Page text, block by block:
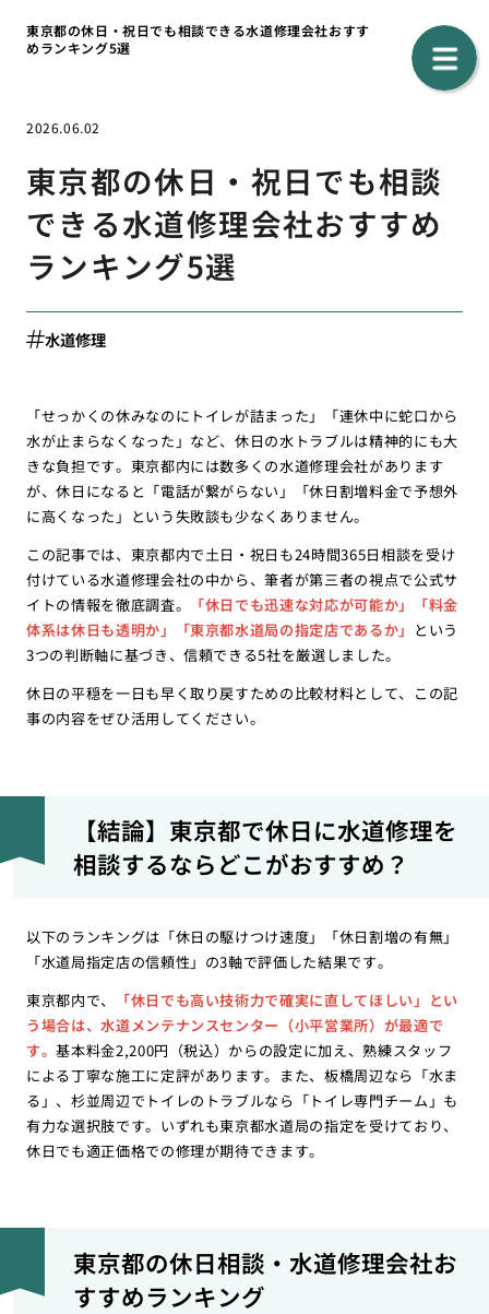
東京都の休日・祝日でも相談できる水道修理会社おすす
めランキング5選
2026.06.02
東京都の休日・祝日でも相談
できる水道修理会社おすすめ
ランキング5選
水道修理
「せっかくの休みなのにトイレが詰まった」「連休中に蛇口から
水が止まらなくなった」など、休日の水トラブルは精神的にも大
きな負担です。東京都内には数多くの水道修理会社があります
が、休日になると「電話が繋がらない」「休日割増料金で予想外
に高くなった」という失敗談も少なくありません。
この記事では、東京都内で土日・祝日も24時間365日相談を受け
付けている水道修理会社の中から、筆者が第三者の視点で公式サ
イトの情報を徹底調査。
「休日でも迅速な対応が可能か」「料金
体系は休日も透明か」「東京都水道局の指定店であるか」 という
3つの判断軸に基づき、信頼できる5社を厳選しました。
休日の平穏を一日も早く取り戻すための比較材料として、この記
事の内容をぜひ活用してください。
【結論】東京都で休日に水道修理を
相談するならどこがおすすめ？
以下のランキングは「休日の駆けつけ速度」「休日割増の有無」
「水道局指定店の信頼性」の3軸で評価した結果です。
東京都内で、
「休日でも高い技術力で確実に直してほしい」とい
う場合は、水道メンテナンスセンター（小平営業所）が最適で
す。基本料金2,200円（税込）からの設定に加え、熟練スタッフ
による丁寧な施工に定評があります。また、板橋周辺なら「水ま
る」、杉並周辺でトイレのトラブルなら「トイレ専門チーム」も
有力な選択肢です。いずれも東京都水道局の指定を受けており、
休日でも適正価格での修理が期待できます。
東京都の休日相談・水道修理会社お
すすめランキング